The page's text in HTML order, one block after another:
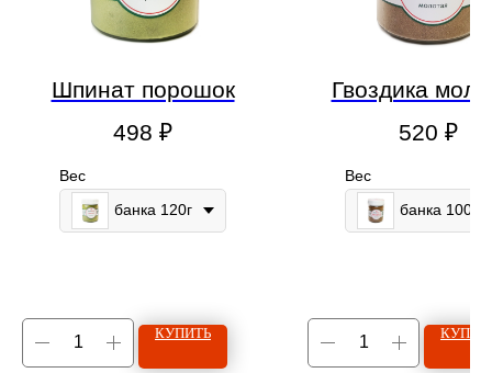
Шпинат порошок
498 ₽
Вес
банка 120г
КУПИТЬ
Гвоздика
520 ₽
Вес
банка 100г